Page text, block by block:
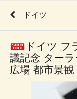
ドイツ
ドイツ フ
議記念 ター
広場 都市景観